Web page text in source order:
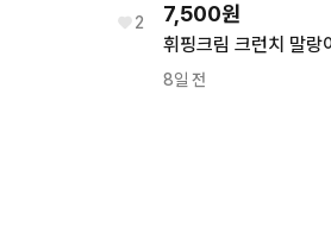
2 7,500원
8일 전